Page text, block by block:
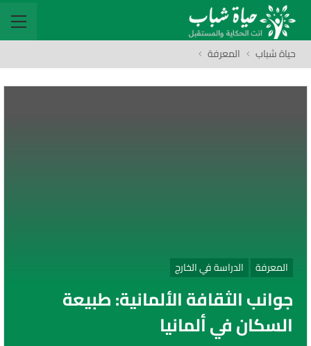
حياة شباب المعرفة
المعرفة الدراسة في الخارج
جوانب الثقافة الألمانية: طبيعة
السكان في ألمانيا